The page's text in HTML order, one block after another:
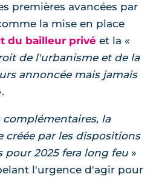
premières avancées par
la mise en place
du bailleur privé et la
de l'urbanisme et de la
annoncée mais jamais
.
complémentaires, la
par les dispositions
pour 2025 fera long feu
l'urgence d'agir pour